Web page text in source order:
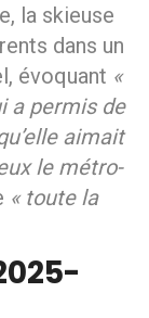
la skieuse
dans un
évoquant «
a permis de
aimait
le métro-
« toute la